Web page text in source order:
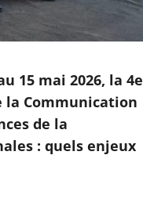
15 mai 2026, la 4e
la Communication
de la
: quels enjeux